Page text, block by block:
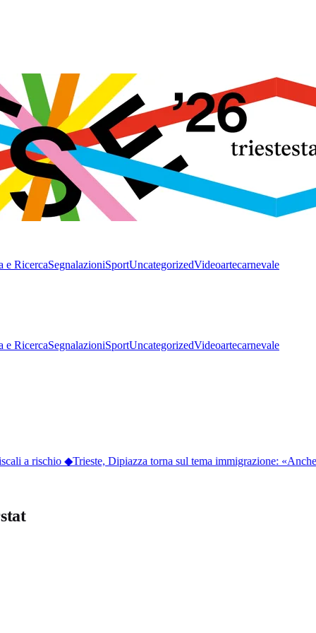
e RicercaSegnalazioniSportUncategorizedVideoartecarnevale
e RicercaSegnalazioniSportUncategorizedVideoartecarnevale
a rischio◆ Trieste, Dipiazza torna sul tema immigrazione: «Anche